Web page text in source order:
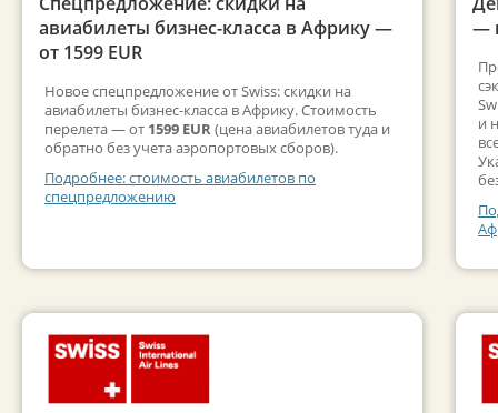
авиабилеты бизнес-класса в Африку —
от 1599 EUR
Новое спецпредложение от Swiss: скидки на
авиабилеты бизнес-класса в Африку. Стоимость
перелета — от 1599 EUR(цена авиабилетов туда и
обратно без учета аэропортовых сборов).
Подробнее: стоимость авиабилетов по
спецпредложению
—
и